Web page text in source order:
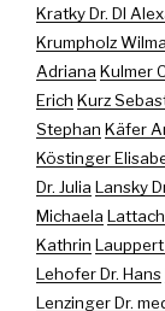
Kratky Dr. DI
Krumpholz Wilma
Adriana Kulmer
Erich Kurz
Stephan Käfer
Köstinger
Dr. Julia Lansky
Michaela
Kathrin
Lehofer Dr. Hans
Lenzinger Dr.